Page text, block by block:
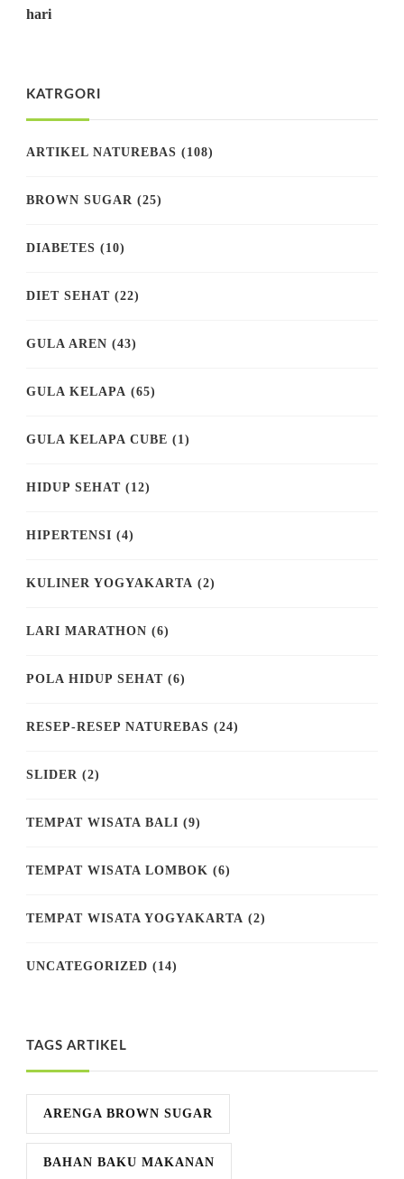
hari
KATRGORI
ARTIKEL NATUREBAS (108)
BROWN SUGAR (25)
DIABETES (10)
DIET SEHAT (22)
GULA AREN (43)
GULA KELAPA (65)
GULA KELAPA CUBE (1)
HIDUP SEHAT (12)
HIPERTENSI (4)
KULINER YOGYAKARTA (2)
LARI MARATHON (6)
POLA HIDUP SEHAT (6)
RESEP-RESEP NATUREBAS (24)
SLIDER (2)
TEMPAT WISATA BALI (9)
TEMPAT WISATA LOMBOK (6)
TEMPAT WISATA YOGYAKARTA (2)
UNCATEGORIZED (14)
TAGS ARTIKEL
ARENGA BROWN SUGAR
BAHAN BAKU MAKANAN